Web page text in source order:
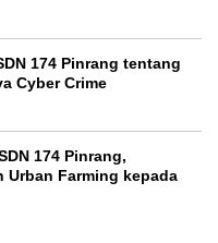
174 Pinrang tentang
Cyber Crime
174 Pinrang,
Urban Farming kepada